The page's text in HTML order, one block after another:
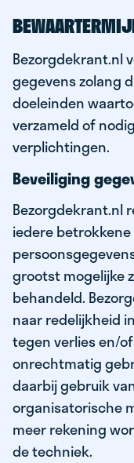
Bezorgdekrant.nl
gegevens zolang
doeleinden
verzameld of
verplichtingen.
Beveiliging
Bezorgdekrant.nl
iedere
grootst mogelijke
behandeld.
naar redelijkheid
tegen verlies en/
onrechtmatig
daarbij gebruik
organisatorische
meer rekening
de techniek.